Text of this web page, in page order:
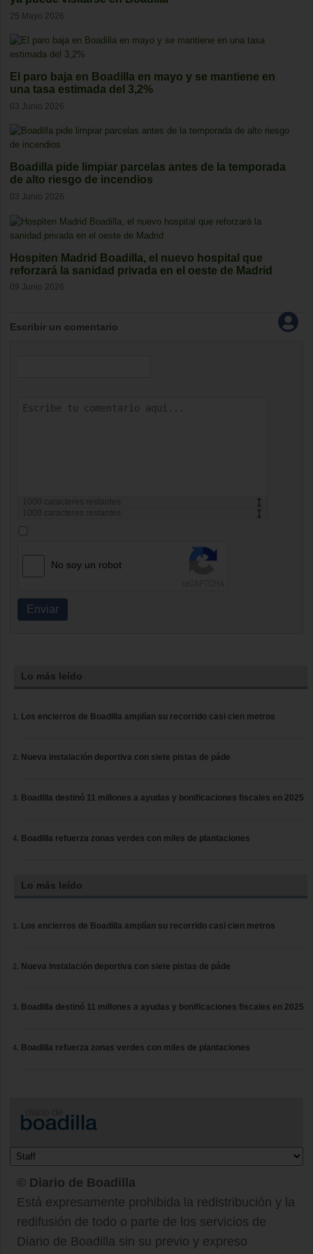
25 Mayo 2026
El paro baja en Boadilla en mayo y se mantiene en
una tasa estimada del 3,2%
03 Junio 2026
Boadilla pide limpiar parcelas antes de la temporada
de alto riesgo de incendios
03 Junio 2026
Hospiten Madrid Boadilla, el nuevo hospital que
reforzará la sanidad privada en el oeste de Madrid
09 Junio 2026
Escribir un comentario
caracteres restantes
caracteres restantes
No soy un robot
Enviar
Lo más leído
Los encierros de Boadilla amplían su recorrido casi cien metros
Nueva instalación deportiva con siete pistas de páde
Boadilla destinó 11 millones a ayudas y bonificaciones fiscales en 2025
Boadilla refuerza zonas verdes con miles de plantaciones
Lo más leído
Los encierros de Boadilla amplían su recorrido casi cien metros
Nueva instalación deportiva con siete pistas de páde
Boadilla destinó 11 millones a ayudas y bonificaciones fiscales en 2025
Boadilla refuerza zonas verdes con miles de plantaciones
© Diario de Boadilla
Está expresamente prohibida la redistribución y la
redifusión de todo o parte de los servicios de
Diario de Boadilla sin su previo y expreso